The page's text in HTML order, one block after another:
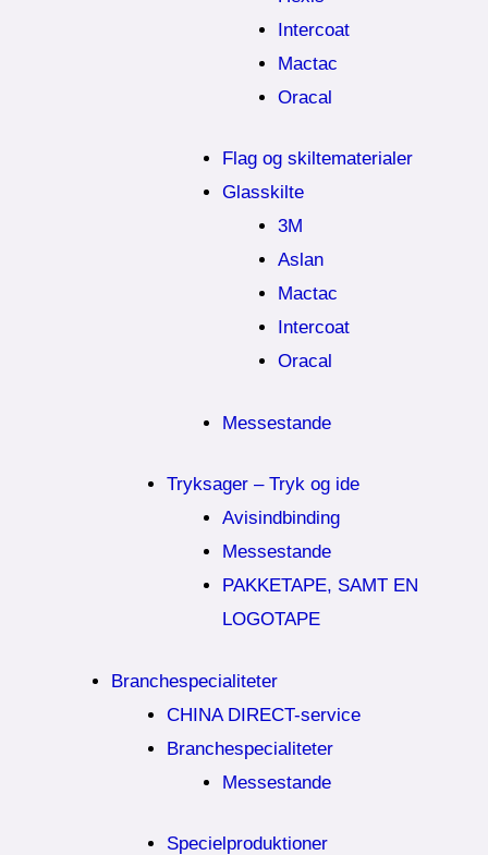
Intercoat
Mactac
Oracal
Flag og skiltematerialer
Glasskilte
3M
Aslan
Mactac
Intercoat
Oracal
Messestande
Tryksager – Tryk og ide
Avisindbinding
Messestande
PAKKETAPE, SAMT EN
LOGOTAPE
Branchespecialiteter
CHINA DIRECT-service
Branchespecialiteter
Messestande
Specielproduktioner